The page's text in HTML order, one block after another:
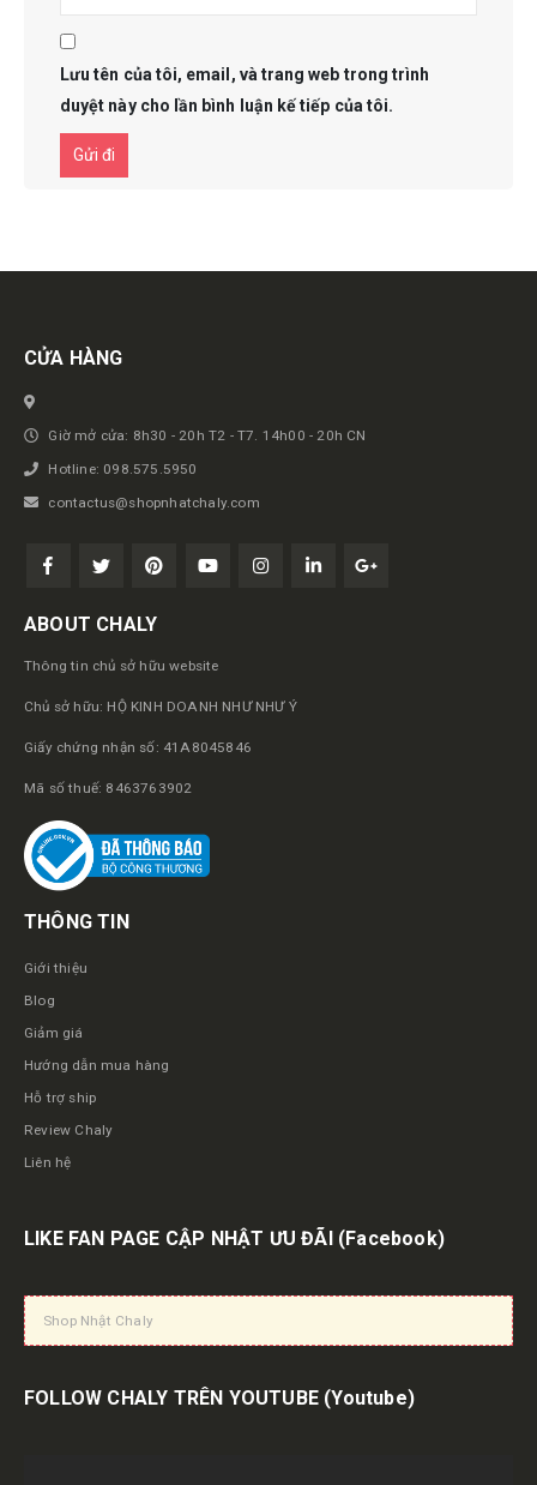
Lưu tên của tôi, email, và trang web trong trình
duyệt này cho lần bình luận kế tiếp của tôi.
Get in touch
CỬA HÀNG
Giờ mở cửa: 8h30 - 20h T2 - T7. 14h00 - 20h CN
Hotline: 098.575.5950
contactus@shopnhatchaly.com
ABOUT CHALY
Thông tin chủ sở hữu website
Chủ sở hữu: HỘ KINH DOANH NHƯ NHƯ Ý
Giấy chứng nhận số: 41A8045846
Mã số thuế: 8463763902
THÔNG TIN
Giới thiệu
Blog
Giảm giá
Hướng dẫn mua hàng
Hỗ trợ ship
Review Chaly
Liên hệ
LIKE FAN PAGE CẬP NHẬT ƯU ĐÃI (Facebook)
Shop Nhật Chaly
FOLLOW CHALY TRÊN YOUTUBE (Youtube)